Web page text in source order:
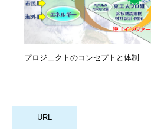
プロジェクトのコンセプトと体制